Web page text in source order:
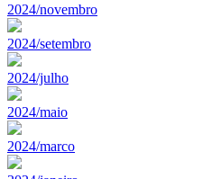
2024/novembro
2024/setembro
2024/julho
2024/maio
2024/marco